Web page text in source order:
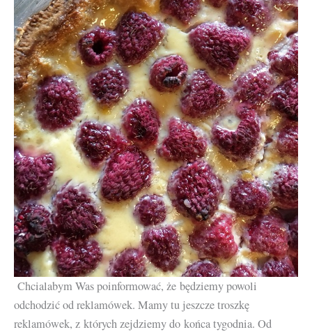
Chcialabym Was poinformować, że będziemy powoli
odchodzić od reklamówek. Mamy tu jeszcze troszkę
reklamówek, z których zejdziemy do końca tygodnia. Od